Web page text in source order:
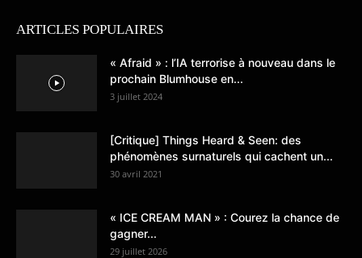
ARTICLES POPULAIRES
« Afraid » : l’IA terrorise à nouveau dans le
prochain Blumhouse en...
3 juillet 2024
[Critique] Things Heard & Seen: des
phénomènes surnaturels qui cachent un...
30 avril 2021
« ICE CREAM MAN » : Courez la chance de
gagner...
29 juillet 2026